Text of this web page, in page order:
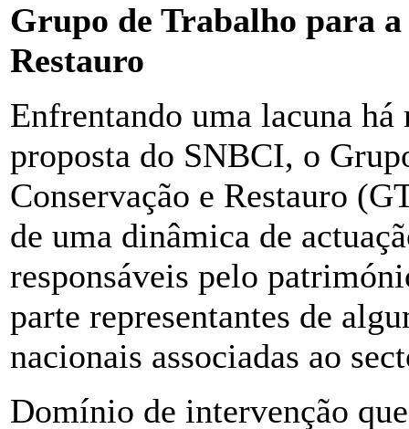
Grupo de Trabalho para a
Restauro
Enfrentando uma lacuna
proposta do SNBCI, o
Conservação e Restauro
de uma dinâmica de
responsáveis pelo
parte representantes de
nacionais associadas ao
Domínio de intervenção